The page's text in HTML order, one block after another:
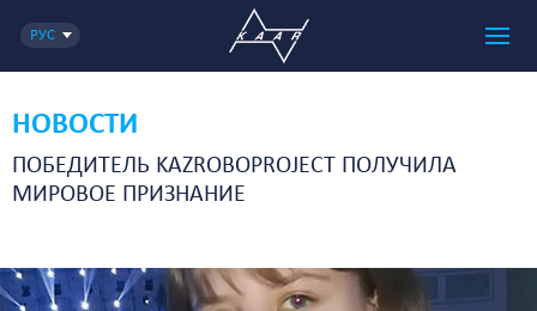
РУС
НОВОСТИ
ПОБЕДИТЕЛЬ KAZROBOPROJECT ПОЛУЧИЛА
МИРОВОЕ ПРИЗНАНИЕ